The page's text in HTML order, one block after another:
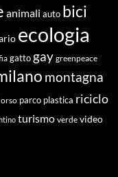
animali auto bici
ecologia
gatto gay greenpeace
montagna
orso parco plastica riciclo
turismo verde video